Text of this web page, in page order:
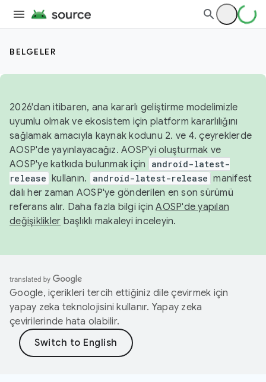
BELGELER
2026'dan itibaren, ana kararlı geliştirme modelimizle
uyumlu olmak ve ekosistem için platform kararlılığını
sağlamak amacıyla kaynak kodunu 2. ve 4. çeyreklerde
AOSP'de yayınlayacağız. AOSP'yi oluşturmak ve
AOSP'ye katkıda bulunmak için
android-latest-
release kullanın. android-latest-release manifest
dalı her zaman AOSP'ye gönderilen en son sürümü
referans alır. Daha fazla bilgi içinAOSP'de yapılan
değişiklikler başlıklı makaleyi inceleyin.
Google, içerikleri tercih ettiğiniz dile çevirmek için
yapay zeka teknolojisini kullanır. Yapay zeka
çevirilerinde hata olabilir.